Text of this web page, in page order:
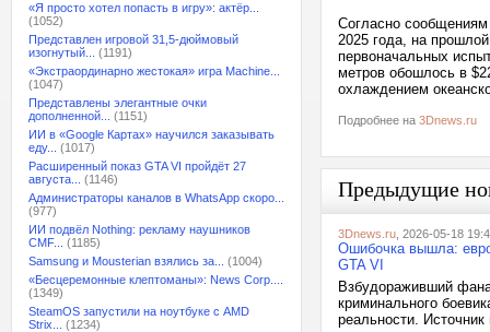
«Я просто хотел попасть в игру»: актёр...
(1052)
Представлен игровой 31,5-дюймовый
изогнутый...
(1191)
«Экстраординарно жестокая» игра Machine...
(1047)
Представлены элегантные очки
дополненной...
(1151)
ИИ в «Google Картах» научился заказывать
еду...
(1017)
Расширенный показ GTA VI пройдёт 27
августа...
(1146)
Администраторы каналов в WhatsApp скоро...
(977)
ИИ подвёл Nothing: рекламу наушников
CMF...
(1185)
Samsung и Mousterian взялись за...
(1004)
«Бесцеремонные клептоманы»: News Corp....
(1349)
SteamOS запустили на ноутбуке с AMD
Strix...
(1234)
Согласно
2025 года, на
первоначальных
метров обошлось в
охлаждением
Подробнее на 3Dnews.ru
Предыдущие
3Dnews.ru , 2026-05-18
Ошибочка вышла:
GTA VI
Взбудораживший
криминального
реальности.